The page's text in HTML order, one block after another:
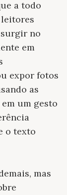
a todo
no
em
expor fotos
as
um gesto
o texto
mas